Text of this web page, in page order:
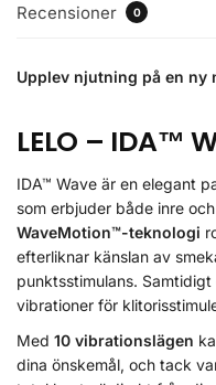
Recensioner 0
Upplev njutning på en ny
LELO – IDA™
IDA™ Wave är en elegant
som erbjuder både inre
WaveMotion™-teknologi
efterliknar känslan av
punktsstimulans.
vibrationer för
Med 10 vibrationslägen
dina önskemål, och tack